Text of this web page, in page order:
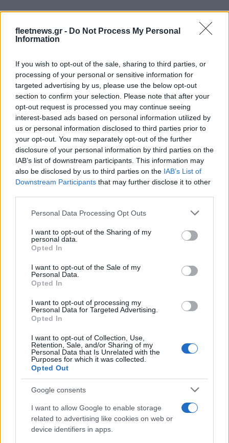
fleetnews.gr - Do Not Process My Personal
Information
If you wish to opt-out of the sale, sharing to third parties, or
processing of your personal or sensitive information for
targeted advertising by us, please use the below opt-out
section to confirm your selection. Please note that after your
opt-out request is processed you may continue seeing
interest-based ads based on personal information utilized by
us or personal information disclosed to third parties prior to
your opt-out. You may separately opt-out of the further
disclosure of your personal information by third parties on the
IAB’s list of downstream participants. This information may
also be disclosed by us to third parties on the IAB’s List of
Downstream Participants that may further disclose it to other
Please note that this website/app uses one or more Google
not limited to your visit or usage behaviour. You may click to
grant or deny consent to Google and its third-party tags to
use your data for below specified purposes in below Google
consent section.
Personal Data Processing Opt Outs
I want to opt-out of the Sharing of my
personal data.
Opted In
I want to opt-out of the Sale of my
Personal Data.
Opted In
I want to opt-out of processing my
Personal Data for Targeted Advertising.
Opted In
I want to opt-out of Collection, Use,
Retention, Sale, and/or Sharing of my
Personal Data that Is Unrelated with the
Purposes for which it was collected.
Opted Out
Google consents
I want to allow Google to enable storage
related to advertising like cookies on web or
device identifiers in apps.
Viohalco: Αυξημένος κατά
14% ο τζίρος στο α'
εξάμηνο, στα 4,3 δισ. ευρώ
– Στα 446 εκατ. ευρώ τα
ΥΠΕΘΟΟ: Νέες επενδύσεις
1 δισ. ευρώ ως το 2028 για
την Ενέργεια
Η συμφωνία Arval-Athlon αναδιαμορφώνει την αγορά leasing
της αναδιάρθρωσης
18η συνεχόμενη χρονιά για
Alpha Bank: Για πρώτη φορά το Αρχαίο Θέατρο Επιδαύρου